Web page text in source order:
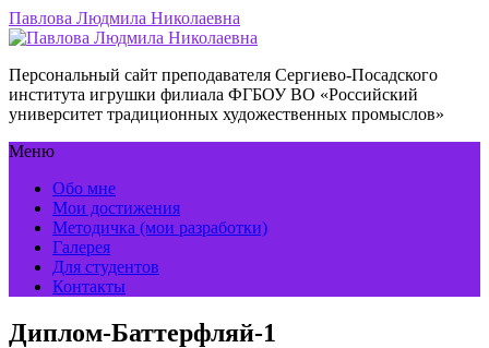
Павлова Людмила Николаевна
Персональный сайт преподавателя Сергиево-Посадского
института игрушки филиала ФГБОУ ВО «Российский
университет традиционных художественных промыслов»
Меню
Обо мне
Мои достижения
Методичка (мои разработки)
Галерея
Для студентов
Контакты
Диплом-Баттерфляй-1